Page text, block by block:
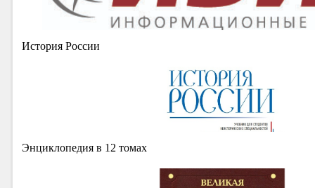
История России
Энциклопедия в 12 томах